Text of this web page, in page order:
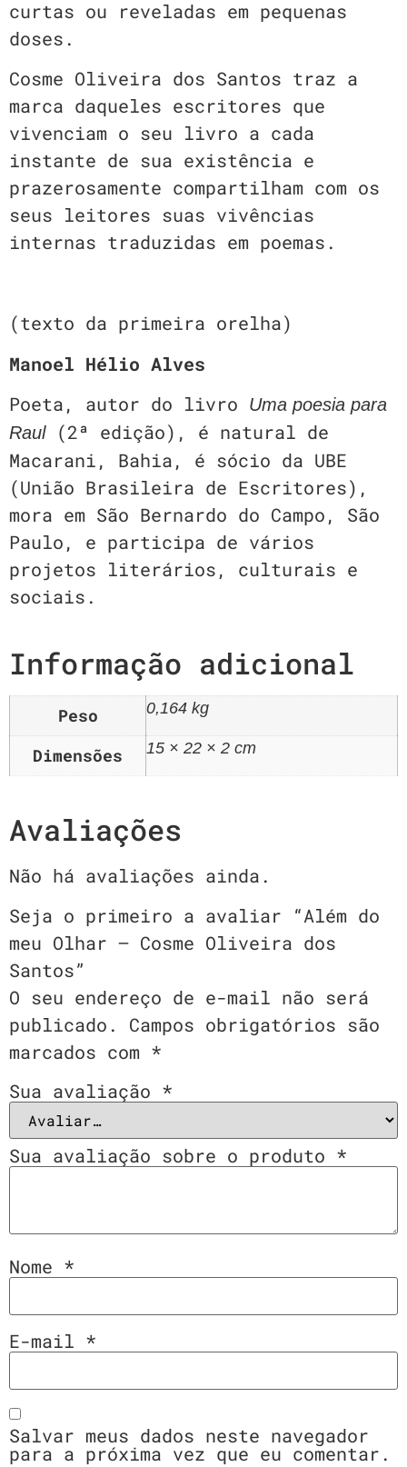
curtas ou reveladas em pequenas
doses.
Cosme Oliveira dos Santos traz a
marca daqueles escritores que
vivenciam o seu livro a cada
instante de sua existência e
prazerosamente compartilham com os
seus leitores suas vivências
internas traduzidas em poemas.
(texto da primeira orelha)
Manoel Hélio Alves
Poeta, autor do livro
Uma poesia para
Raul(2ª edição), é natural de
Macarani, Bahia, é sócio da UBE
(União Brasileira de Escritores),
mora em São Bernardo do Campo, São
Paulo, e participa de vários
projetos literários, culturais e
sociais.
Informação adicional
Peso 0,164 kg
Dimensões 15 × 22 × 2 cm
Avaliações
Não há avaliações ainda.
Seja o primeiro a avaliar “Além do
meu Olhar – Cosme Oliveira dos
Santos”
O seu endereço de e-mail não será
publicado.
Campos obrigatórios são
marcados com *
Sua avaliação *
Sua avaliação sobre o produto *
Nome *
E-mail *
Salvar meus dados neste navegador
para a próxima vez que eu comentar.